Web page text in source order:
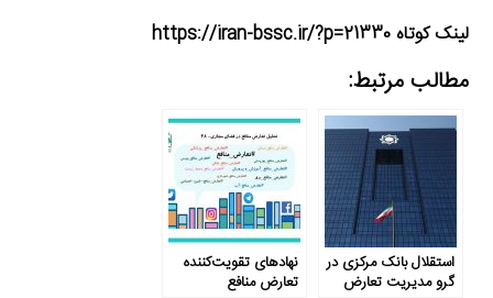
لینک کوتاه https://iran-bssc.ir/?p=21330
مطالب مرتبط:
استقلال بانک مرکزی در
گرو مدیریت تعارض
نهادهای تقویت‌کننده
تعارض منافع